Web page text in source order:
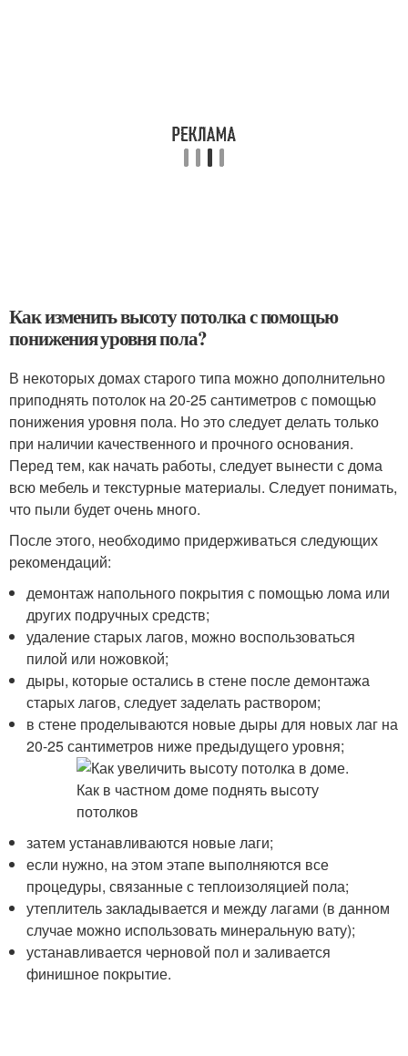
Как изменить высоту потолка с помощью
понижения уровня пола?
В некоторых домах старого типа можно дополнительно
приподнять потолок на 20-25 сантиметров с помощью
понижения уровня пола. Но это следует делать только
при наличии качественного и прочного основания.
Перед тем, как начать работы, следует вынести с дома
всю мебель и текстурные материалы. Следует понимать,
что пыли будет очень много.
После этого, необходимо придерживаться следующих
рекомендаций:
демонтаж напольного покрытия с помощью лома или
других подручных средств;
удаление старых лагов, можно воспользоваться
пилой или ножовкой;
дыры, которые остались в стене после демонтажа
старых лагов, следует заделать раствором;
в стене проделываются новые дыры для новых лаг на
20-25 сантиметров ниже предыдущего уровня;
затем устанавливаются новые лаги;
если нужно, на этом этапе выполняются все
процедуры, связанные с теплоизоляцией пола;
утеплитель закладывается и между лагами (в данном
случае можно использовать минеральную вату);
устанавливается черновой пол и заливается
финишное покрытие.